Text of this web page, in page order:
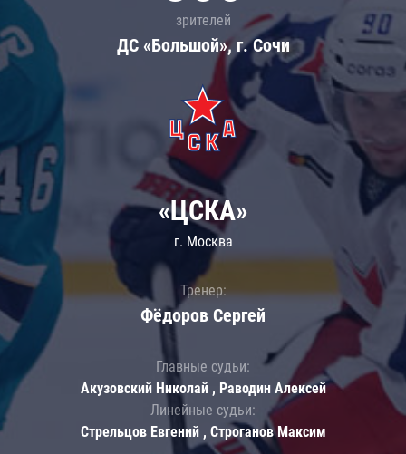
зрителей
ДС «Большой», г. Сочи
«ЦСКА»
г. Москва
Тренер:
Фёдоров Сергей
Главные судьи:
Акузовский Николай , Раводин Алексей
Линейные судьи:
Стрельцов Евгений , Строганов Максим